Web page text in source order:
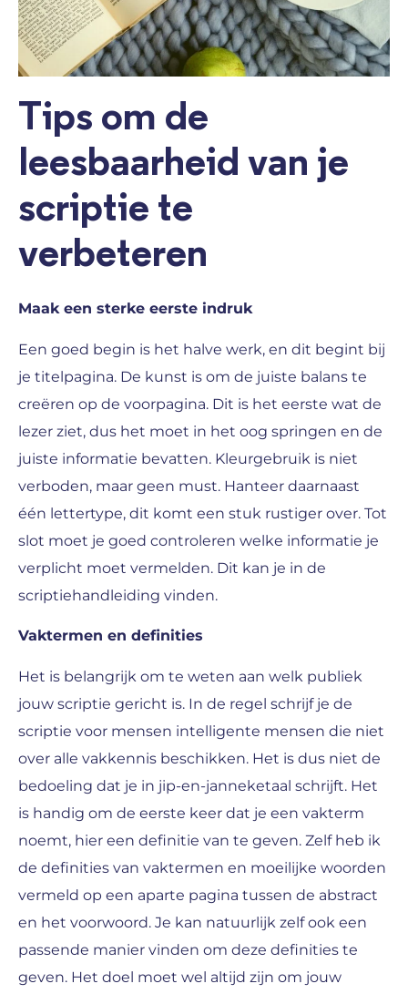
Tips om de
leesbaarheid van je
scriptie te
verbeteren
Maak een sterke eerste indruk
Een goed begin is het halve werk, en dit begint bij
je titelpagina. De kunst is om de juiste balans te
creëren op de voorpagina. Dit is het eerste wat de
lezer ziet, dus het moet in het oog springen en de
juiste informatie bevatten. Kleurgebruik is niet
verboden, maar geen must. Hanteer daarnaast
één lettertype, dit komt een stuk rustiger over. Tot
slot moet je goed controleren welke informatie je
verplicht moet vermelden. Dit kan je in de
scriptiehandleiding vinden.
Vaktermen en definities
Het is belangrijk om te weten aan welk publiek
jouw scriptie gericht is. In de regel schrijf je de
scriptie voor mensen intelligente mensen die niet
over alle vakkennis beschikken. Het is dus niet de
bedoeling dat je in jip-en-janneketaal schrijft. Het
is handig om de eerste keer dat je een vakterm
noemt, hier een definitie van te geven. Zelf heb ik
de definities van vaktermen en moeilijke woorden
vermeld op een aparte pagina tussen de abstract
en het voorwoord. Je kan natuurlijk zelf ook een
passende manier vinden om deze definities te
geven. Het doel moet wel altijd zijn om jouw